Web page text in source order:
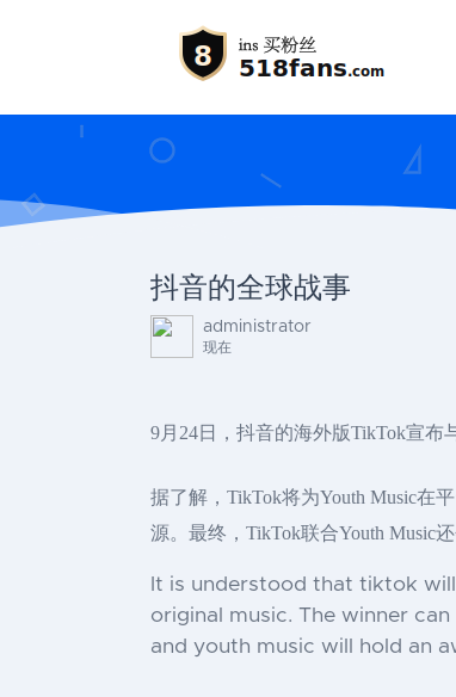
抖音的全球战事
administrator
现在
9月24日，抖音的海外版TikTok宣布
据了解，TikTok将为Youth Music在
源。最终，TikTok联合Youth Music
It is understood that tiktok
original music. The winner
and youth music will hold an